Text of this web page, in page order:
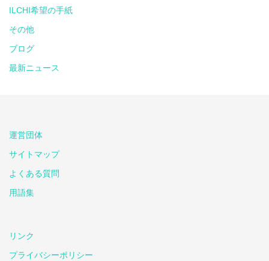
ILCHI希望の手紙
その他
ブログ
最新ニュース
運営団体
サイトマップ
よくある質問
用語集
リンク
プライバシーポリシー